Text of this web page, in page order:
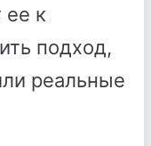
ее к
подход,
реальные